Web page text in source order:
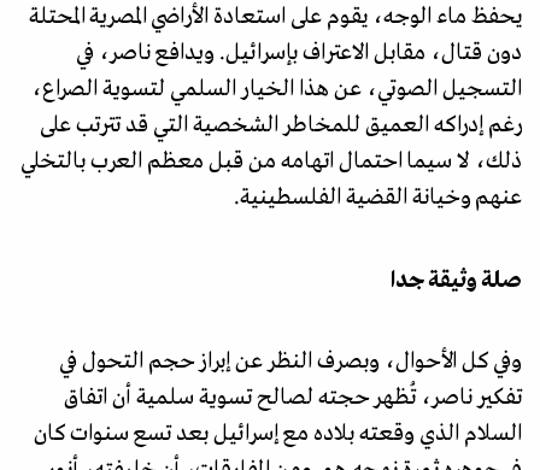
يحفظ ماء الوجه، يقوم على استعادة الأراضي المصرية المحتلة
دون قتال، مقابل الاعتراف بإسرائيل. ويدافع ناصر، في
التسجيل الصوتي، عن هذا الخيار السلمي لتسوية الصراع،
رغم إدراكه العميق للمخاطر الشخصية التي قد تترتب على
ذلك، لا سيما احتمال اتهامه من قبل معظم العرب بالتخلي
عنهم وخيانة القضية الفلسطينية.
صلة وثيقة جدا
وفي كل الأحوال، وبصرف النظر عن إبراز حجم التحول في
تفكير ناصر، تُظهر حجته لصالح تسوية سلمية أن اتفاق
السلام الذي وقعته بلاده مع إسرائيل بعد تسع سنوات كان